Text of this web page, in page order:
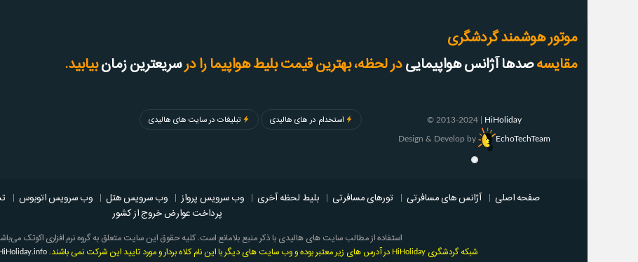
موتور هوشمند گردشگری
مقایسهصدها آژانس هواپیمایی در لحظه، بهترین قیمت بلیط هواپیما را درسریعترین زمان بیابید.
© 2013-2024 | HiHoliday
Design & Develop by EchoTechTeam
استخدام در های هالیدی تبلیغات در سایت های هالیدی
صفحه اصلی آژانس های مسافرتی تورهای مسافرتی بلیط لحظه آخری وب سرویس پرواز وب سرویس هتل وب سرویس اتوبوس
پرداخت عوارض خروج از کشور
استفاده از مطالب سایت ‌های هالیدی با ذکر منبع بلامانع است. کلیه حقوق این سایت متعلق به گروه نرم افزاری اکوتک
شبکه گردشگری HiHoliday در آدرس های زیر معتبر بوده و وب سایت های دیگر با این نام کلاه بردار و مورد تایید این شرکت نمی باشند. HiHoliday.info